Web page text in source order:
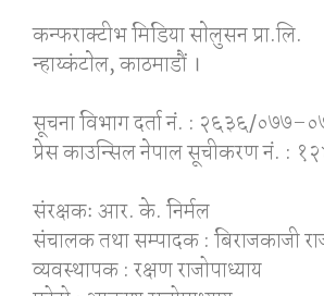
कन्फराक्टीभ मिडिया साेलुसन प्रा.लि.
न्हाय्कंटाेल, काठमाडाैं ।
सूचना विभाग दर्ता नं. : २६३६/
प्रेस काउन्सिल नेपाल सूचीकरण नं. :
संरक्षकः आर. के. निर्मल
संचालक तथा सम्पादक : बिराजकाजी
व्यवस्थापक : रक्षण राजोपाध्याय